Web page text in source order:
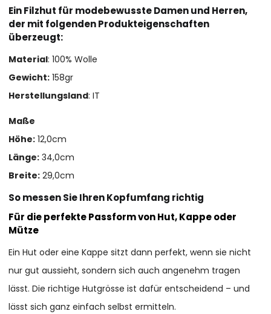
Ein Filzhut für modebewusste Damen und Herren,
der mit folgenden Produkteigenschaften
überzeugt:
Material: 100% Wolle
Gewicht: 158gr
Herstellungsland: IT
Maße
Höhe: 12,0cm
Länge: 34,0cm
Breite: 29,0cm
So messen Sie Ihren Kopfumfang richtig
Für die perfekte Passform von Hut, Kappe oder
Mütze
Ein Hut oder eine Kappe sitzt dann perfekt, wenn sie nicht
nur gut aussieht, sondern sich auch angenehm tragen
lässt. Die richtige Hutgrösse ist dafür entscheidend – und
lässt sich ganz einfach selbst ermitteln.